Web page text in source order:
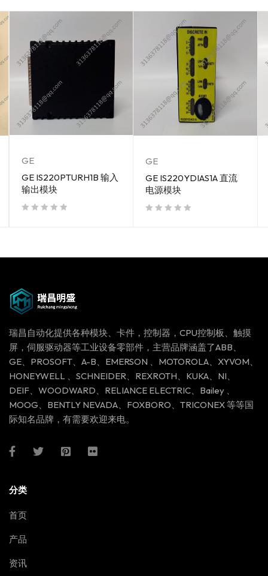
GE
GE IS220PTURH1B 输入
输出模块
GE
GE IS220YDIAS1A 直流
电源模块
瑞昌自动化提供各种模块、卡件，控制器，CPU控制板、触摸
屏，伺服驱动器等工业设备零部件，主营品牌涵盖了ABB、
GE、PROSOFT、A-B、EMERSON 、MOTOROLA、XYVOM、
HONEYWELL 、SCHNEIDER、REXROTH、KUKA、NI、
DEIF、WOODWARD、RELIANCE ELECTRIC、Bailey 、
MOOG、BENTLY NEVADA、FOXBORO、TRICONEX 等等国
际知名品牌，有需要欢迎来电。
分类
首页
产品
资讯